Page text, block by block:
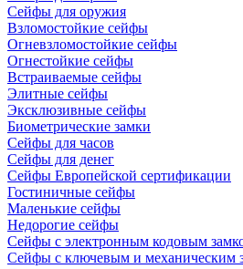
Сейфы для оружия
Взломостойкие сейфы
Огневзломостойкие сейфы
Огнестойкие сейфы
Встраиваемые сейфы
Элитные сейфы
Эксклюзивные сейфы
Биометрические замки
Сейфы для часов
Сейфы для денег
Сейфы Европейской сертификации
Гостиничные сейфы
Маленькие сейфы
Недорогие сейфы
Сейфы с электронным кодовым
Сейфы с ключевым и механическим